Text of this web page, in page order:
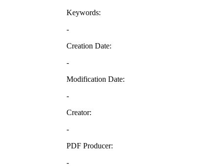
Keywords:
-
Creation Date:
-
Modification Date:
-
Creator:
-
PDF Producer:
-